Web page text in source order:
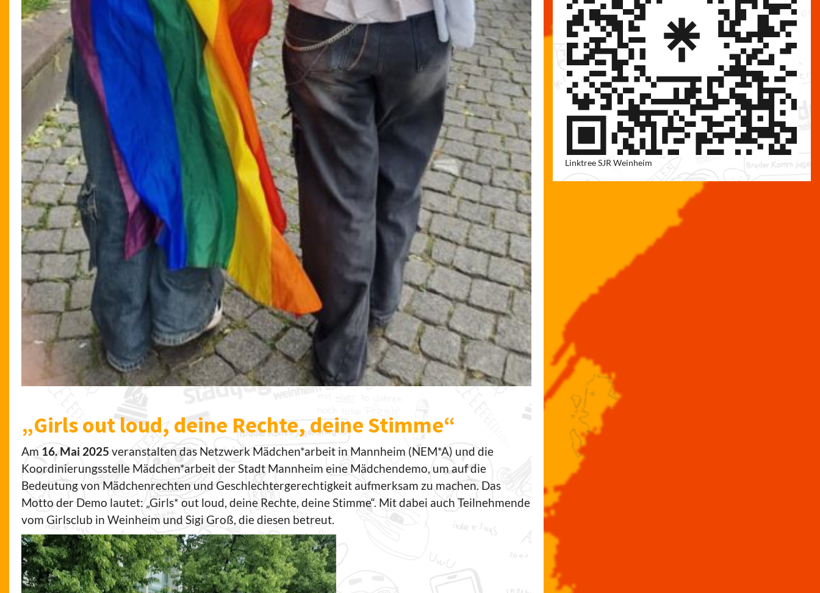
„Girls out loud, deine Rechte, deine Stimme“
Am 16. Mai 2025 veranstalten das Netzwerk Mädchen*arbeit in Mannheim (NEM*A) und die
Koordinierungsstelle Mädchen*arbeit der Stadt Mannheim eine Mädchendemo, um auf die
Bedeutung von Mädchenrechten und Geschlechtergerechtigkeit aufmerksam zu machen. Das
Motto der Demo lautet: „Girls* out loud, deine Rechte, deine Stimme“. Mit dabei auch Teilnehmende
vom Girlsclub in Weinheim und Sigi Groß, die diesen betreut.
Linktree SJR Weinheim